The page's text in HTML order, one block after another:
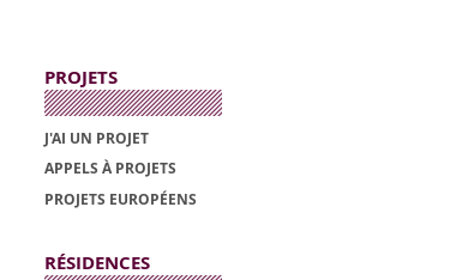
PROJETS
J'AI UN PROJET
APPELS À PROJETS
PROJETS EUROPÉENS
RÉSIDENCES